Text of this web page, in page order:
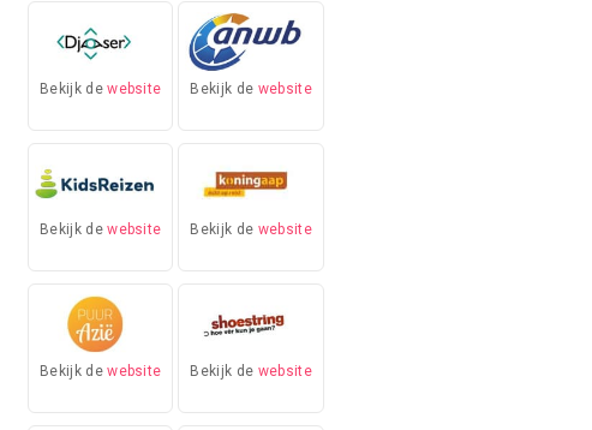
Bekijk dewebsite Bekijk de website
Bekijk dewebsite Bekijk de website
Bekijk dewebsite Bekijk de website